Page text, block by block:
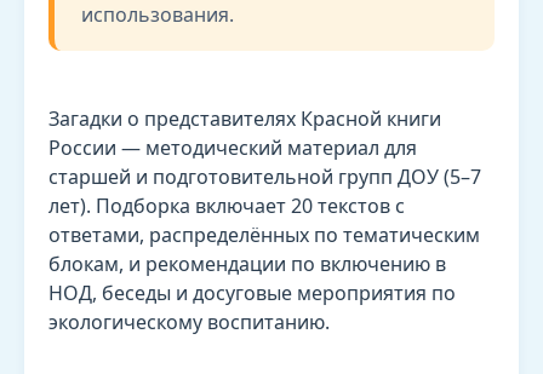
использования.
Загадки о представителях Красной книги
России — методический материал для
старшей и подготовительной групп ДОУ (5–7
лет). Подборка включает 20 текстов с
ответами, распределённых по тематическим
блокам, и рекомендации по включению в
НОД, беседы и досуговые мероприятия по
экологическому воспитанию.